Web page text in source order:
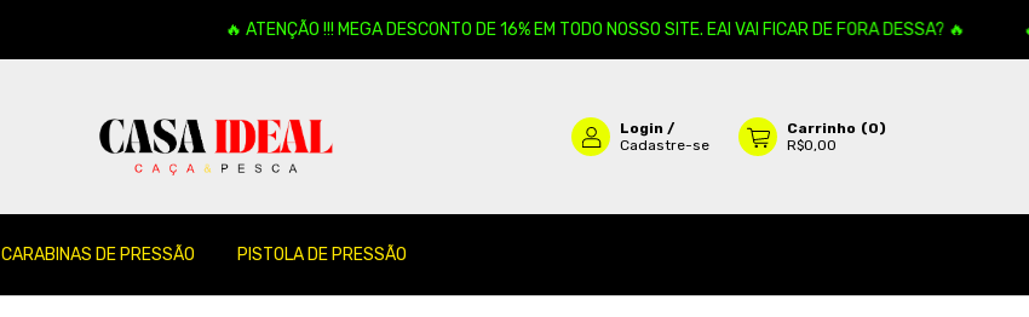
🔥 ATENÇÃO !!! MEGA DESCONTO DE 16% EM TODO NOSSO SITE. EAI VAI FICAR DE FORA DESSA? 🔥 🔥
Login /
Cadastre-se
Carrinho (0)
R$0,00
CARABINAS DE PRESSÃO PISTOLA DE PRESSÃO